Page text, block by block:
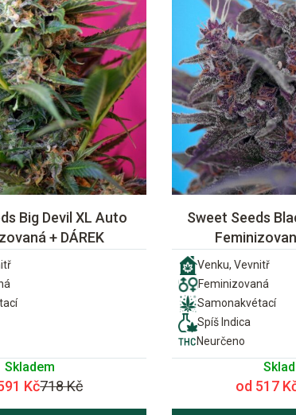
Big Devil XL Auto
+ DÁREK
Skladem
Kč718 Kč
Sweet Seeds
Venku, Vevnitř
Feminizovaná
Samonakvétací
Spíš Indica
Neurčeno
od 517